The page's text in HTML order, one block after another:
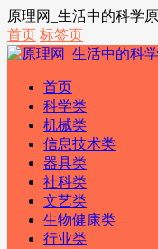
原理网_生活中的科学
首页 标签页
首页
科学类
机械类
信息技术类
器具类
社科类
文艺类
生物健康类
行业类